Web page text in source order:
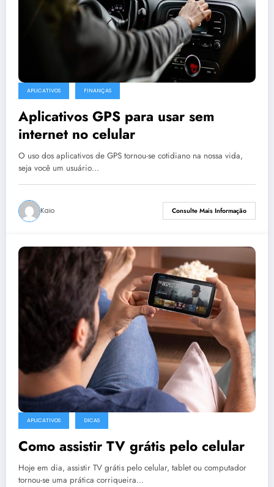
APLICATIVOS FINANÇAS
Aplicativos GPS para usar sem
internet no celular
O uso dos aplicativos de GPS tornou-se cotidiano na nossa vida,
seja você um usuário…
Kaio Consulte Mais Informação
APLICATIVOS DICAS
Como assistir TV grátis pelo celular
Hoje em dia, assistir TV grátis pelo celular, tablet ou computador
tornou-se uma prática corriqueira…